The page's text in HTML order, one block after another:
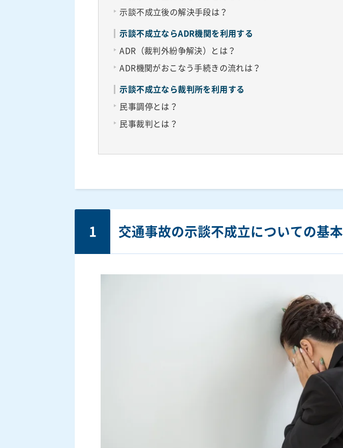
示談不成立後の解決手段は？
示談不成立ならADR機関を利用する
ADR（裁判外紛争解決）とは？
ADR機関がおこなう手続きの流れは？
示談不成立なら裁判所を利用する
民事調停とは？
民事裁判とは？
1 交通事故の示談不成立についての基本